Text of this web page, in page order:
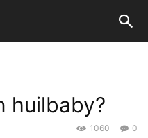
huilbaby?
0
1060